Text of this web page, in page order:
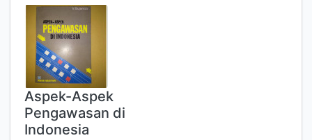
Aspek-Aspek
Pengawasan di
Indonesia